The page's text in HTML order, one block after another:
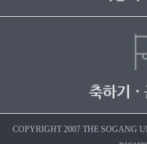
COPYRIGHT 2007 THE SOGANG